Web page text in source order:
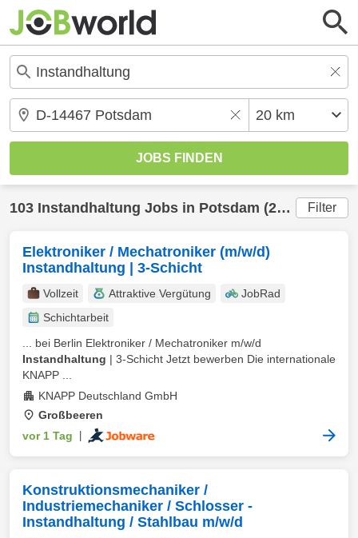
103 Instandhaltung Jobs in Potsdam (20 km) gefunden Filter
Elektroniker / Mechatroniker (m/w/d)
Instandhaltung | 3-Schicht
Vollzeit Attraktive Vergütung
JobRad
Schichtarbeit
... bei Berlin Elektroniker / Mechatroniker m/w/d
Instandhaltung | 3-Schicht Jetzt bewerben Die internationale
KNAPP ...
KNAPP Deutschland GmbH
Großbeeren
vor 1 Tag
Konstruktionsmechaniker /
Industriemechaniker / Schlosser -
Instandhaltung / Stahlbau m/w/d